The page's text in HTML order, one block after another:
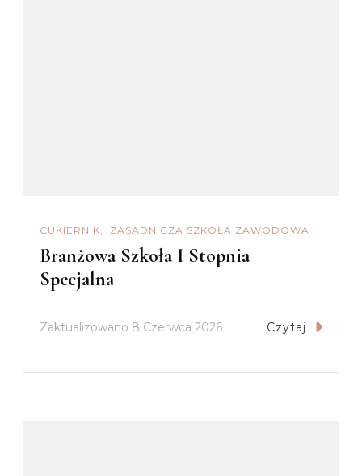
CUKIERNIK ZASADNICZA SZKOŁA ZAWODOWA
Branżowa Szkoła I Stopnia
Specjalna
Zaktualizowano 8 Czerwca 2026 Czytaj